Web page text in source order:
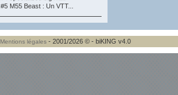
#5 M55 Beast : Un VTT...
Mentions légales - 2001/2026 © - biKING v4.0